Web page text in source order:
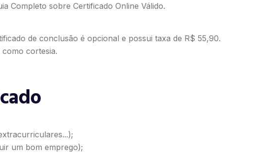
Completo sobre Certificado Online Válido.
de conclusão é opcional e possui taxa de R$ 55,90.
cortesia.
um bom emprego);